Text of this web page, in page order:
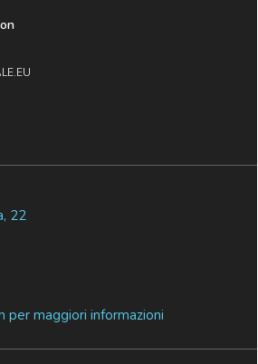
22
maggiori informazioni